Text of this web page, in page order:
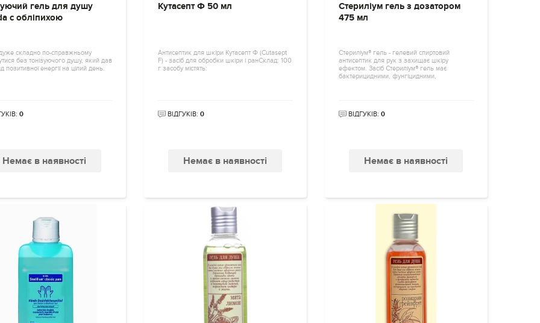
гель для душу
с обліпихою
складно по-справжньому
без тонізуючого душу, який дав
позитивної енергії на цілий день.
0
Немає в наявності
Кутасепт Ф 50 мл
Антисептик для шкіри Кутасепт Ф (Cutasept
F) - засіб для обробки шкіри і ранСклад: 100
г засобу містять:
ВІДГУКІВ: 0
Немає в наявності
Стериліум гель з дозатором
475 мл
Стериліум® гель - гелевий спиртовий
антисептик для рук з захищає шкіру
ефектом. Засіб Стериліум® гель має
бактерицидними, фунгіцидними,
ВІДГУКІВ: 0
Немає в наявності